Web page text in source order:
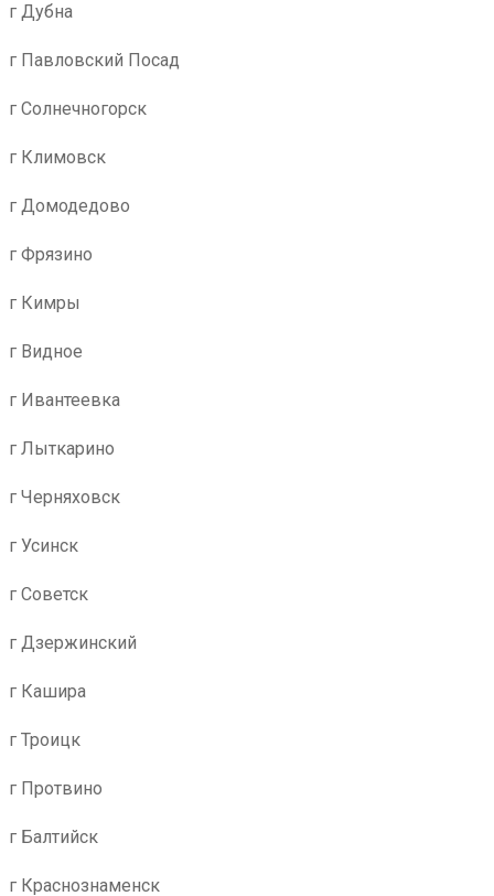
г Дубна
г Павловский Посад
г Солнечногорск
г Климовск
г Домодедово
г Фрязино
г Кимры
г Видное
г Ивантеевка
г Лыткарино
г Черняховск
г Усинск
г Советск
г Дзержинский
г Кашира
г Троицк
г Протвино
г Балтийск
г Краснознаменск